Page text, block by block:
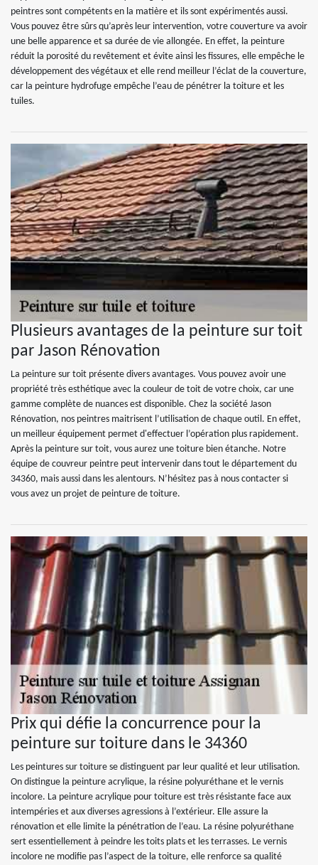
peintres sont compétents en la matière et ils sont expérimentés aussi.
Vous pouvez être sûrs qu’après leur intervention, votre couverture va avoir
une belle apparence et sa durée de vie allongée. En effet, la peinture
réduit la porosité du revêtement et évite ainsi les fissures, elle empêche le
développement des végétaux et elle rend meilleur l’éclat de la couverture,
car la peinture hydrofuge empêche l’eau de pénétrer la toiture et les
tuiles.
Plusieurs avantages de la peinture sur toit
par Jason Rénovation
La peinture sur toit présente divers avantages. Vous pouvez avoir une
propriété très esthétique avec la couleur de toit de votre choix, car une
gamme complète de nuances est disponible. Chez la société Jason
Rénovation, nos peintres maitrisent l’utilisation de chaque outil. En effet,
un meilleur équipement permet d'effectuer l’opération plus rapidement.
Après la peinture sur toit, vous aurez une toiture bien étanche. Notre
équipe de couvreur peintre peut intervenir dans tout le département du
34360, mais aussi dans les alentours. N’hésitez pas à nous contacter si
vous avez un projet de peinture de toiture.
Prix qui défie la concurrence pour la
peinture sur toiture dans le 34360
Les peintures sur toiture se distinguent par leur qualité et leur utilisation.
On distingue la peinture acrylique, la résine polyuréthane et le vernis
incolore. La peinture acrylique pour toiture est très résistante face aux
intempéries et aux diverses agressions à l’extérieur. Elle assure la
rénovation et elle limite la pénétration de l’eau. La résine polyuréthane
sert essentiellement à peindre les toits plats et les terrasses. Le vernis
incolore ne modifie pas l’aspect de la toiture, elle renforce sa qualité